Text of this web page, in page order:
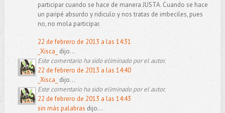
participar cuando se hace de manera JUSTA. Cuando se hace
un paripé absurdo y ridiculo y nos tratas de imbeciles, pues
no, no mola participar.
22 de febrero de 2013 a las 14:31
_Xisca_ dijo...
Este comentario ha sido eliminado por el autor.
22 de febrero de 2013 a las 14:40
_Xisca_ dijo...
Este comentario ha sido eliminado por el autor.
22 de febrero de 2013 a las 14:43
sin más palabras dijo...